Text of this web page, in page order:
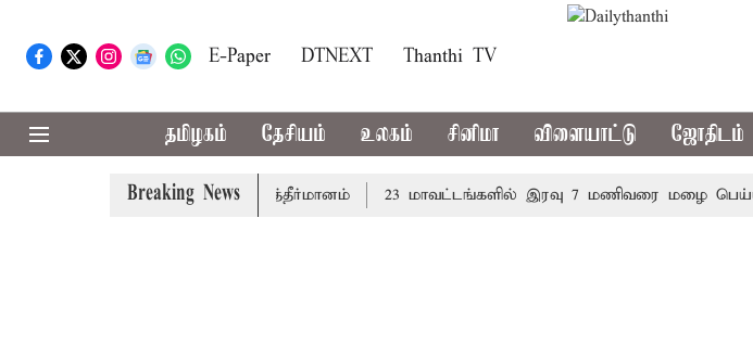
E-Paper DTNEXT Thanthi TV
தமிழகம் தேசியம் உலகம் சினிமா விளையாட்டு ஜோதிடம்
Breaking News
சட்டமன்றத்தில் நாளை தனித்தீர்மானம் 23 மாவட்டங்களில் இரவு 7 மணிவரை மழை பெய்ய